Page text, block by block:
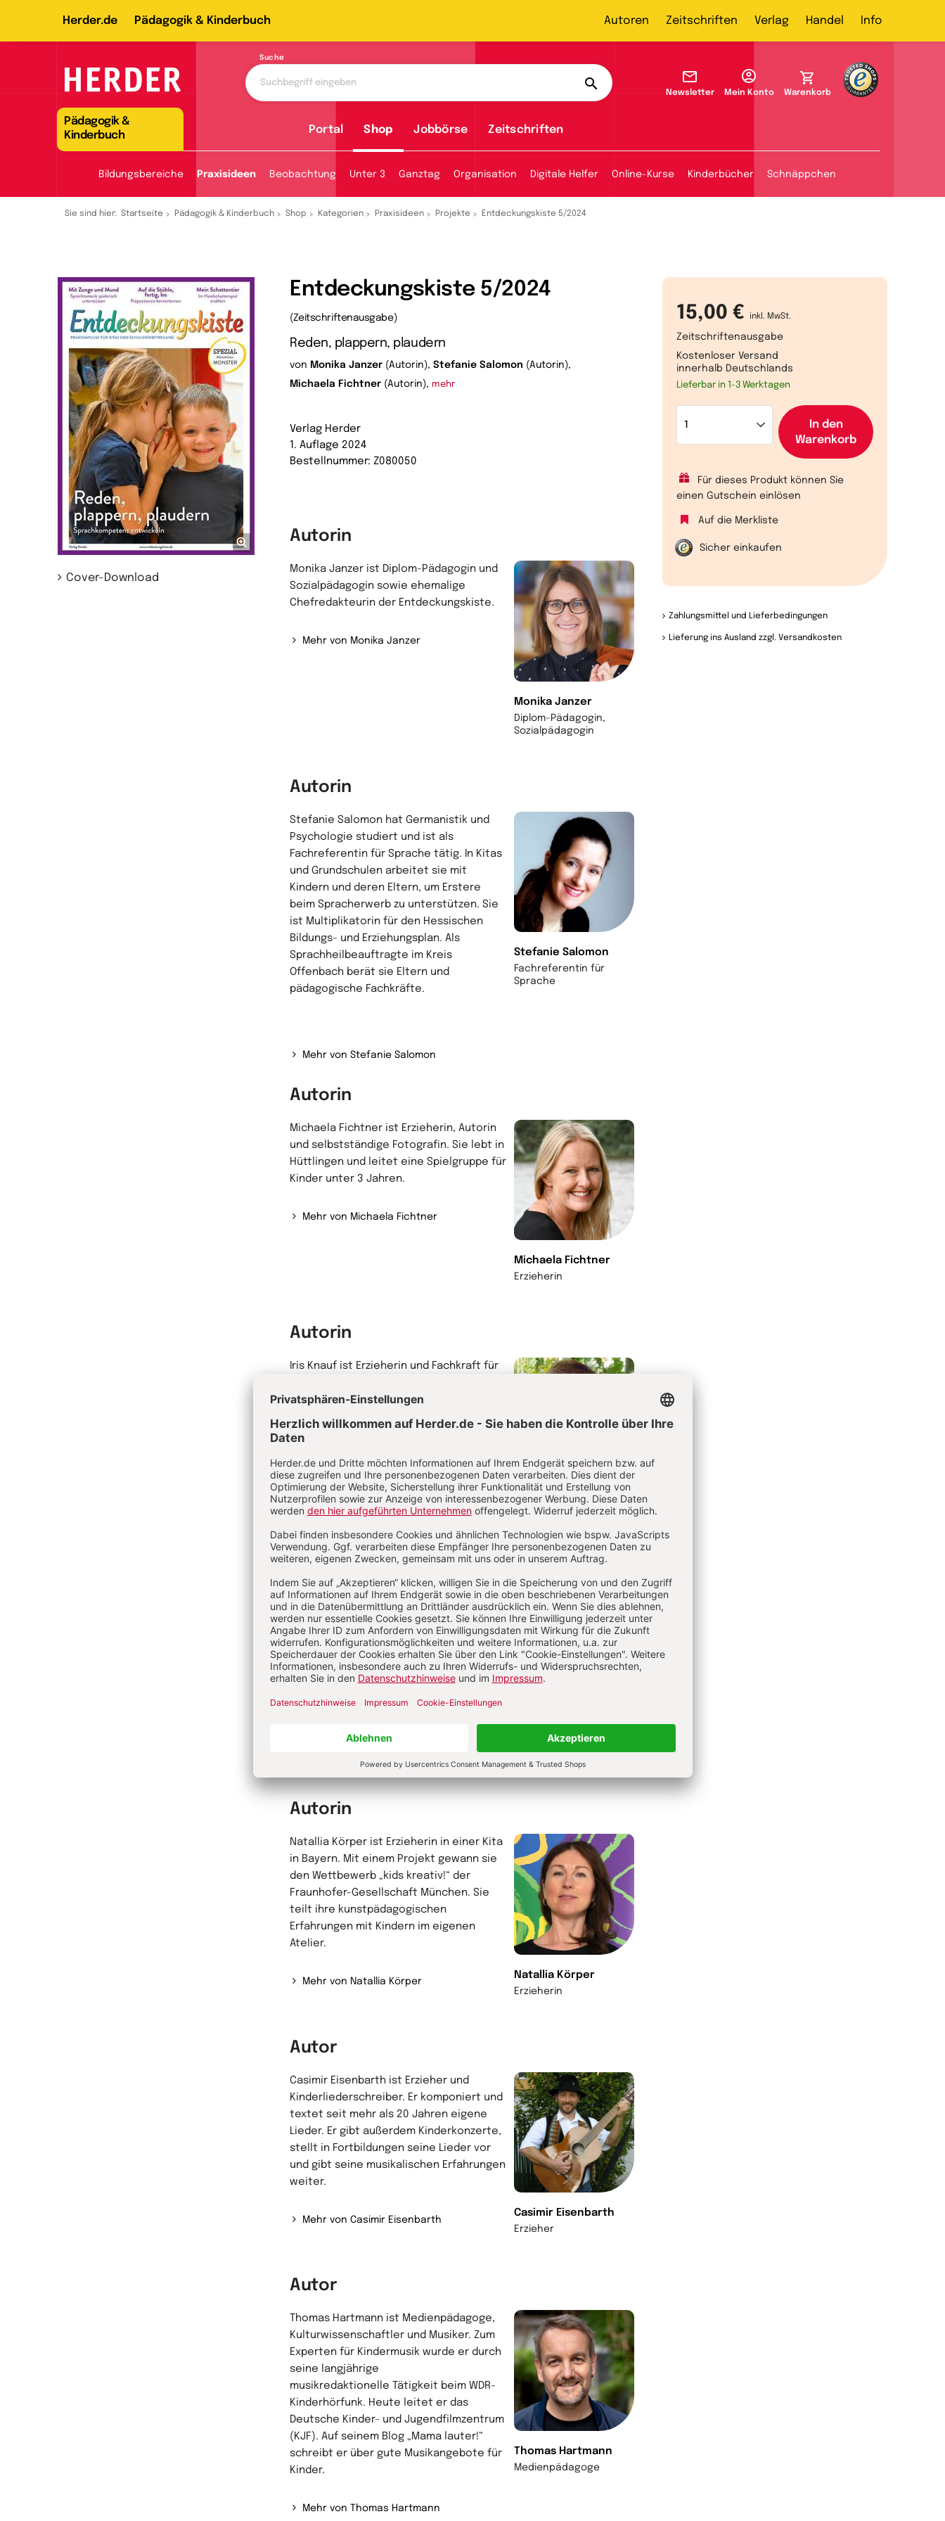
Herder.de Pädagogik & Kinderbuch Autoren Zeitschriften Verlag Handel Info
Suche
Pädagogik &
Kinderbuch
Newsletter Mein Konto Warenkorb
Portal Shop Jobbörse Zeitschriften
Bildungsbereiche Praxisideen Beobachtung Unter 3 Ganztag Organisation Digitale Helfer Online-Kurse Kinderbücher Schnäppchen
Sie sind hier: Startseite Pädagogik & Kinderbuch Shop Kategorien Praxisideen Projekte Entdeckungskiste 5/2024
Cover-Download
15,00 € inkl. MwSt.
Zeitschriftenausgabe
Kostenloser Versand
innerhalb Deutschlands
Lieferbar in 1-3 Werktagen
In den
Warenkorb
Für dieses Produkt können Sie
einen Gutschein einlösen
Auf die Merkliste
Sicher einkaufen
Zahlungsmittel und Lieferbedingungen
Lieferung ins Ausland zzgl. Versandkosten
Entdeckungskiste 5/2024
(Zeitschriftenausgabe)
Reden, plappern, plaudern
von Monika Janzer (Autorin), Stefanie Salomon (Autorin),
Michaela Fichtner (Autorin), mehr
Verlag Herder
1. Auflage 2024
Bestellnummer: Z080050
Autorin
Monika Janzer
Diplom-Pädagogin,
Sozialpädagogin
Monika Janzer ist Diplom-Pädagogin und
Sozialpädagogin sowie ehemalige
Chefredakteurin der Entdeckungskiste.
Mehr von Monika Janzer
Autorin
Stefanie Salomon
Fachreferentin für
Sprache
Stefanie Salomon hat Germanistik und
Psychologie studiert und ist als
Fachreferentin für Sprache tätig. In Kitas
und Grundschulen arbeitet sie mit
Kindern und deren Eltern, um Erstere
beim Spracherwerb zu unterstützen. Sie
ist Multiplikatorin für den Hessischen
Bildungs- und Erziehungsplan. Als
Sprachheilbeauftragte im Kreis
Offenbach berät sie Eltern und
pädagogische Fachkräfte.
Mehr von Stefanie Salomon
Autorin
Michaela Fichtner
Erzieherin
Michaela Fichtner ist Erzieherin, Autorin
und selbstständige Fotografin. Sie lebt in
Hüttlingen und leitet eine Spielgruppe für
Kinder unter 3 Jahren.
Mehr von Michaela Fichtner
Autorin
Iris Knauf
Erzieherin
Iris Knauf ist Erzieherin und Fachkraft für
zusätzliche Fachberaterin im Programm
Sprach-Kitas tätig.
Anna-Lisa Mercuri
Kindheitspädagogin
Anna-Lisa Mercuri ist Kindheitspädagogin
(M. A.) und begleitet Kitas als
Fachberaterin zum Konzept
„Durchgängige Sprachbildung“. Außerdem
ist sie Dozentin im Bereich „Sprache“ und
Kindern im Gespräch“.
Mehr von Anna-Lisa Mercuri
Autorin
Natallia Körper
Erzieherin
Natallia Körper ist Erzieherin in einer Kita
in Bayern. Mit einem Projekt gewann sie
den Wettbewerb „kids kreativ!“ der
Fraunhofer-Gesellschaft München. Sie
teilt ihre kunstpädagogischen
Erfahrungen mit Kindern im eigenen
Atelier.
Mehr von Natallia Körper
Autor
Casimir Eisenbarth
Erzieher
Casimir Eisenbarth ist Erzieher und
Kinderliederschreiber. Er komponiert und
textet seit mehr als 20 Jahren eigene
Lieder. Er gibt außerdem Kinderkonzerte,
stellt in Fortbildungen seine Lieder vor
und gibt seine musikalischen Erfahrungen
weiter.
Mehr von Casimir Eisenbarth
Autor
Thomas Hartmann
Medienpädagoge
Thomas Hartmann ist Medienpädagoge,
Kulturwissenschaftler und Musiker. Zum
Experten für Kindermusik wurde er durch
seine langjährige
musikredaktionelle Tätigkeit beim WDR-
Kinderhörfunk. Heute leitet er das
Deutsche Kinder- und Jugendfilmzentrum
(KJF). Auf seinem Blog „Mama lauter!“
schreibt er über gute Musikangebote für
Kinder.
Mehr von Thomas Hartmann